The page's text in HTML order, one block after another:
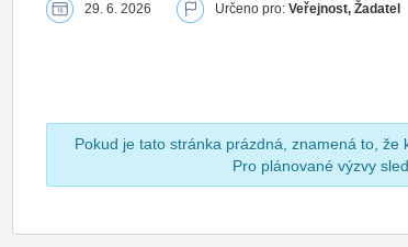
29. 6. 2026 Určeno pro:Veřejnost, Žadatel
Pokud je tato stránka prázdná, znamená to, že
Pro plánované výzvy